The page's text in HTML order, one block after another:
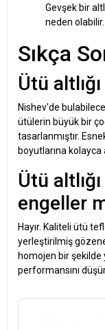
Gevşek bir
neden olabilir.
Sıkça
Ütü
Nishev'de
ütülerin büyük bir
tasarlanmıştır.
boyutlarına kolayca
Ütü
engeller
Hayır. Kaliteli ütü
yerleştirilmiş
homojen bir şekilde
performansını